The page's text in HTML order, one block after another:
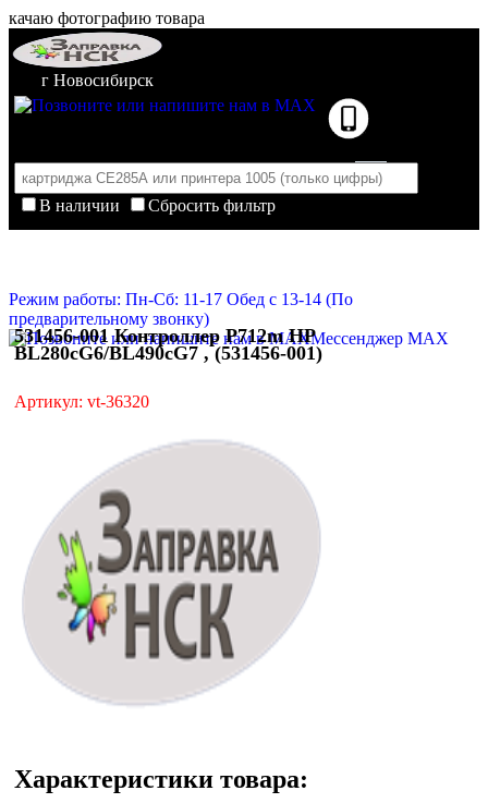
качаю фотографию товара
г Новосибирск
В наличии
Сбросить фильтр
Корзина пуста
Режим работы: Пн-Сб: 11-17 Обед с 13-14 (По
предварительному звонку)
Мессенджер MAX
531456-001 Контроллер P712m HP
BL280cG6/BL490cG7 , (531456-001)
Артикул: vt-36320
Характеристики товара: